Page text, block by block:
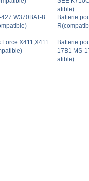
atible)
W370BAT-8
Batterie
Force X411,X411
Batterie
17B1 MS-
atible)